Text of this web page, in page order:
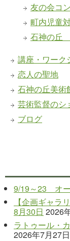
友の会コ
町内児童
石神の丘
講座・ワーク
恋人の聖地
石神の丘美術
芸術監督のシ
ブログ
9/19～23 オ
【企画ギャ
8月30日 2026
ラトゥール・
2026年7月27日